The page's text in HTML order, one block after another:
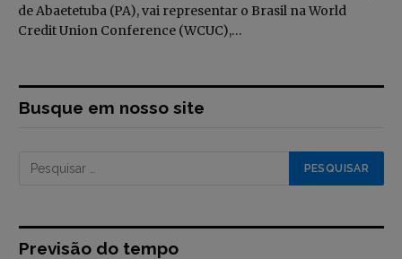
de Abaetetuba (PA), vai representar o Brasil na World
Credit Union Conference (WCUC),…
Busque em nosso site
Previsão do tempo